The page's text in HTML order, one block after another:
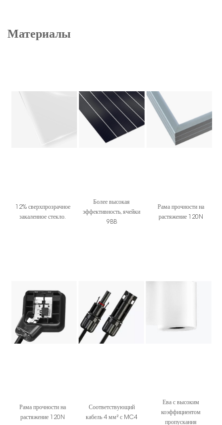
Материалы
12% сверхпрозрачное
закаленное стекло.
Более высокая
эффективность, ячейки
9BB
Рама прочности на
растяжение 120N
Рама прочности на
растяжение 120N
Соответствующий
кабель 4 мм² с MC4
Ева с высоким
коэффициентом
пропускания